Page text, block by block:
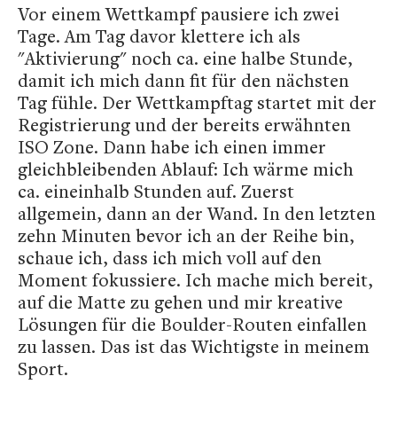
Vor einem Wettkampf pausiere ich zwei
Tage. Am Tag davor klettere ich als
"Aktivierung" noch ca. eine halbe Stunde,
damit ich mich dann fit für den nächsten
Tag fühle. Der Wettkampftag startet mit der
Registrierung und der bereits erwähnten
ISO Zone. Dann habe ich einen immer
gleichbleibenden Ablauf: Ich wärme mich
ca. eineinhalb Stunden auf. Zuerst
allgemein, dann an der Wand. In den letzten
zehn Minuten bevor ich an der Reihe bin,
schaue ich, dass ich mich voll auf den
Moment fokussiere. Ich mache mich bereit,
auf die Matte zu gehen und mir kreative
Lösungen für die Boulder-Routen einfallen
zu lassen. Das ist das Wichtigste in meinem
Sport.